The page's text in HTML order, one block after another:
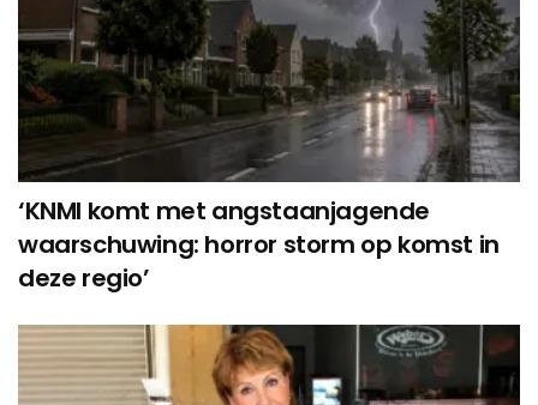
‘KNMI komt met angstaanjagende
waarschuwing: horror storm op komst in
deze regio’